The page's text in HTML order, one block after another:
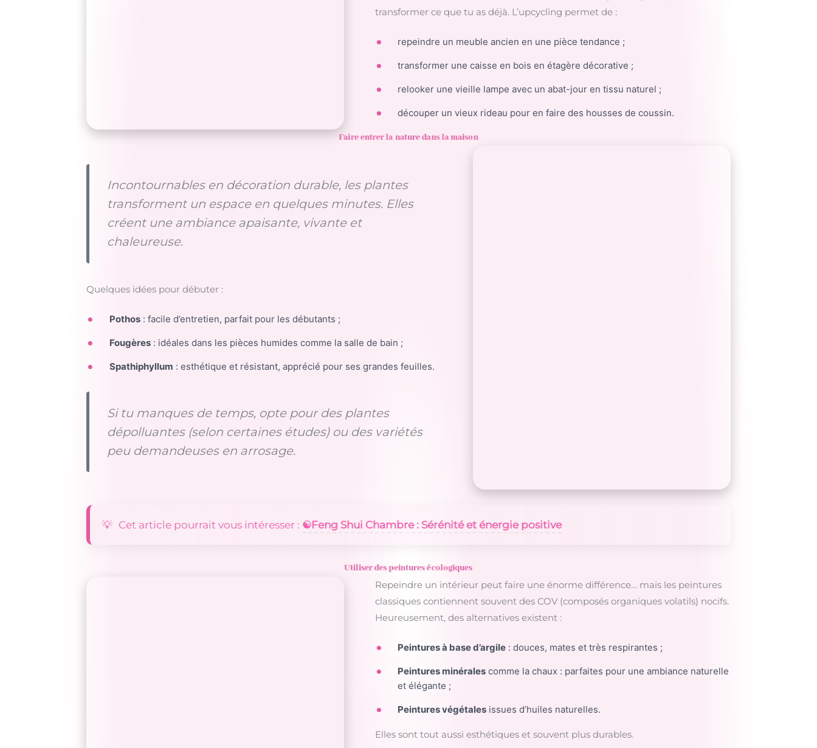
transformer ce que tu as déjà. L’upcycling permet de :
repeindre un meuble ancien en une pièce tendance ;
transformer une caisse en bois en étagère décorative ;
relooker une vieille lampe avec un abat-jour en tissu naturel ;
découper un vieux rideau pour en faire des housses de coussin.
Faire entrer la nature dans la maison
Incontournables en décoration durable, les plantes
transforment un espace en quelques minutes. Elles
créent une ambiance apaisante, vivante et
chaleureuse.
Quelques idées pour débuter :
Pothos: facile d’entretien, parfait pour les débutants ;
Fougères: idéales dans les pièces humides comme la salle de bain ;
Spathiphyllum : esthétique et résistant, apprécié pour ses grandes feuilles.
Si tu manques de temps, opte pour des plantes
dépolluantes (selon certaines études) ou des variétés
peu demandeuses en arrosage.
Cet article pourrait vous intéresser : ☯️​Feng Shui Chambre : Sérénité et énergie positive
Utiliser des peintures écologiques
Repeindre un intérieur peut faire une énorme différence… mais les peintures
classiques contiennent souvent des COV (composés organiques volatils) nocifs.
Heureusement, des alternatives existent :
Peintures à base d’argile : douces, mates et très respirantes ;
Peintures minérales comme la chaux : parfaites pour une ambiance naturelle
et élégante ;
Peintures végétales issues d’huiles naturelles.
Elles sont tout aussi esthétiques et souvent plus durables.